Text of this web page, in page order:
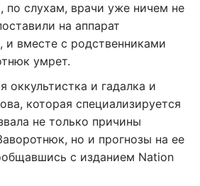
по слухам, врачи уже ничем не
на аппарат
и вместе с родственниками
умрет.
оккультистка и гадалка и
которая специализируется
не только причины
но и прогнозы на ее
с изданием Nation